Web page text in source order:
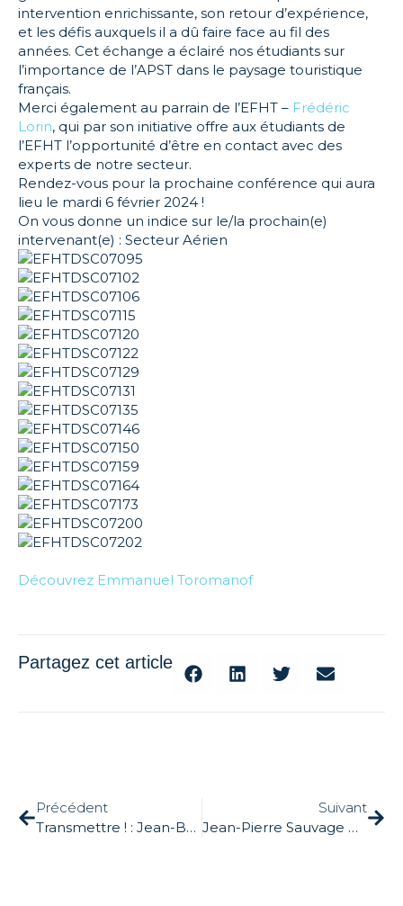
intervention enrichissante, son retour d’expérience,
et les défis auxquels il a dû faire face au fil des
années. Cet échange a éclairé nos étudiants sur
l’importance de l’APST dans le paysage touristique
français.
Merci également au parrain de l’EFHT – Frédéric
Lorin, qui par son initiative offre aux étudiants de
l’EFHT l’opportunité d’être en contact avec des
experts de notre secteur.
Rendez-vous pour la prochaine conférence qui aura
lieu le mardi 6 février 2024 !
On vous donne un indice sur le/la prochain(e)
intervenant(e) : Secteur Aérien
Découvrez Emmanuel Toromanof
Partagez cet article
Précédent
Transmettre ! : Jean-Baptiste LEMOYNE premier invité
Suivant
Jean-Pierre Sauvage pour la 3ème conférence « Transmettre ! »